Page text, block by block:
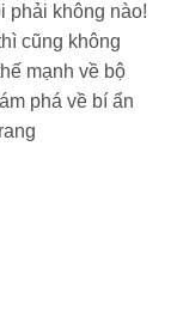
phải không nào!
cũng không
mạnh về bộ
phá về bí ẩn